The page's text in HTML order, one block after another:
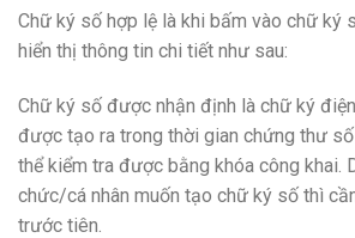
Chữ ký số hợp lệ là khi bấm vào chữ ký
hiển thị thông tin chi tiết như sau:
Chữ ký số được nhận định là chữ ký
được tạo ra trong thời gian chứng thư
thể kiểm tra được bằng khóa công khai.
chức/cá nhân muốn tạo chữ ký số thì
trước tiên.